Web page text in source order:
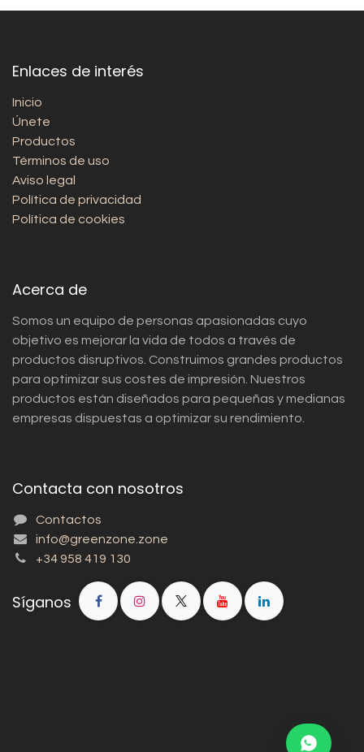
Enlaces de interés
Inicio
Únete
Productos
Términos de uso
Aviso legal
Política de privacidad
Política de cookies
Acerca de
Somos un equipo de personas apasionadas cuyo
objetivo es mejorar la vida de todos a través de
productos disruptivos. Construimos grandes productos
para optimizar sus costes de impresión. Nuestros
productos están diseñados para pequeñas y medianas
empresas dispuestas a optimizar su rendimiento.
Contacta con nosotros
Contactos
info@greenzone.zone
+34 958 419 130
Síganos